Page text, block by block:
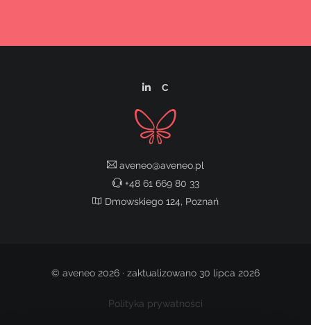
aveneo@aveneo.pl
+48 61 669 80 33
Dmowskiego 124, Poznań
C
© aveneo 2026 · zaktualizowano 30 lipca 2026
Polityka prywatności